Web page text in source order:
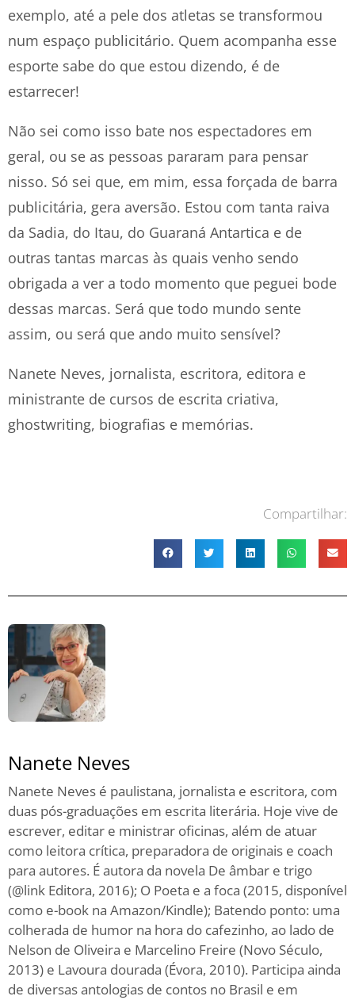
exemplo, até a pele dos atletas se transformou
num espaço publicitário. Quem acompanha esse
esporte sabe do que estou dizendo, é de
estarrecer!
Não sei como isso bate nos espectadores em
geral, ou se as pessoas pararam para pensar
nisso. Só sei que, em mim, essa forçada de barra
publicitária, gera aversão. Estou com tanta raiva
da Sadia, do Itau, do Guaraná Antartica e de
outras tantas marcas às quais venho sendo
obrigada a ver a todo momento que peguei bode
dessas marcas. Será que todo mundo sente
assim, ou será que ando muito sensível?
Nanete Neves, jornalista, escritora, editora e
ministrante de cursos de escrita criativa,
ghostwriting, biografias e memórias.
Compartilhar:
Nanete Neves
Nanete Neves é paulistana, jornalista e escritora, com
duas pós-graduações em escrita literária. Hoje vive de
escrever, editar e ministrar oficinas, além de atuar
como leitora crítica, preparadora de originais e coach
para autores. É autora da novela De âmbar e trigo
(@link Editora, 2016); O Poeta e a foca (2015, disponível
como e-book na Amazon/Kindle); Batendo ponto: uma
colherada de humor na hora do cafezinho, ao lado de
Nelson de Oliveira e Marcelino Freire (Novo Século,
2013) e Lavoura dourada (Évora, 2010). Participa ainda
de diversas antologias de contos no Brasil e em